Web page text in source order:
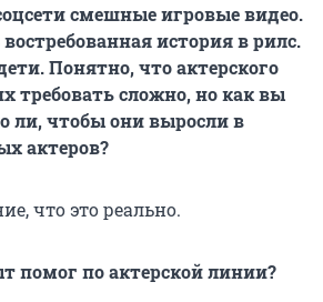
смешные игровые видео.
история в рилс.
Понятно, что актерского
требовать сложно, но как вы
ли, чтобы они выросли в
актеров?
что это реально.
помог по актерской линии?